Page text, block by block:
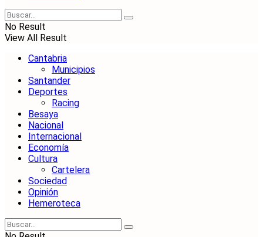
No Result
View All Result
Cantabria
Municipios
Santander
Deportes
Racing
Besaya
Nacional
Internacional
Economía
Cultura
Cartelera
Sociedad
Opinión
Hemeroteca